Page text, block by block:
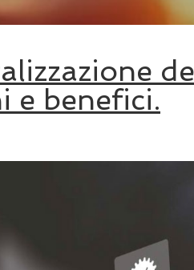
e benefici.